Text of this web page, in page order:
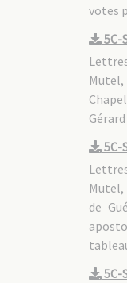
votes
5C-
5C-
Mutel,
de
5C-